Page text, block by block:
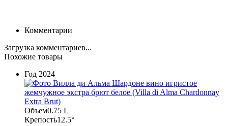
Комментарии
Загрузка комментариев...
Похожие товары
Год 2024
Объем0.75 L
Крепость12.5°